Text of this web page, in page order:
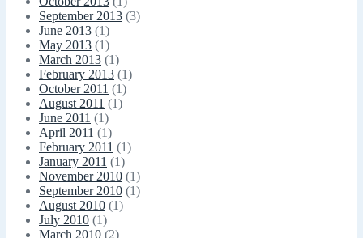
September 2013 (3)
June 2013 (1)
May 2013 (1)
March 2013 (1)
February 2013 (1)
October 2011 (1)
August 2011 (1)
June 2011 (1)
April 2011 (1)
February 2011 (1)
January 2011 (1)
November 2010 (1)
September 2010 (1)
August 2010 (1)
July 2010 (1)
March 2010 (2)